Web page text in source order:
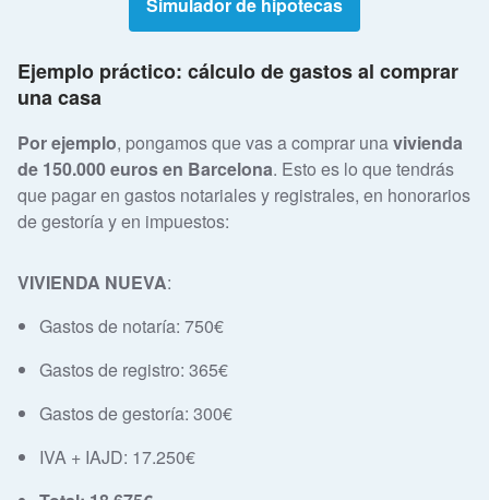
Simulador de hipotecas
Ejemplo práctico: cálculo de gastos al comprar
una casa
Por ejemplo, pongamos que vas a comprar unavivienda
de 150.000 euros en Barcelona. Esto es lo que tendrás
que pagar en gastos notariales y registrales, en honorarios
de gestoría y en impuestos:
VIVIENDA NUEVA:
Gastos de notaría: 750€
Gastos de registro: 365€
Gastos de gestoría: 300€
IVA + IAJD: 17.250€